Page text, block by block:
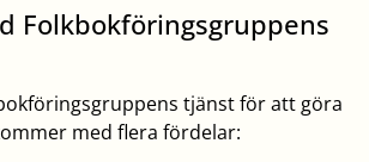
Folkbokföringsgruppens
tjänst för att göra
med flera fördelar: